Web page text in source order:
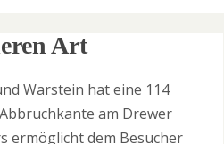
Art
Warstein hat eine 114
am Drewer
ermöglicht dem Besucher